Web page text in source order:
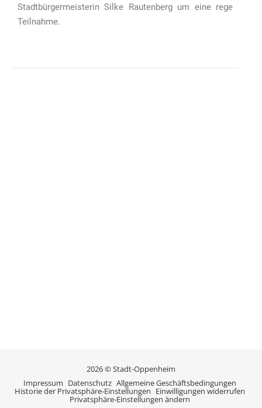
Stadtbürgermeisterin Silke Rautenberg um eine rege
Teilnahme.
2026 © Stadt-Oppenheim
Impressum Datenschutz Allgemeine Geschäftsbedingungen
Historie der Privatsphäre-Einstellungen Einwilligungen widerrufen
Privatsphäre-Einstellungen ändern